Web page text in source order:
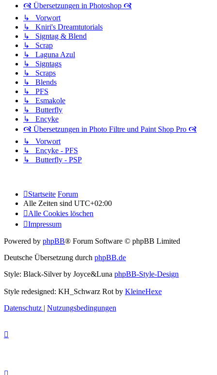
🙧 Übersetzungen in Photoshop 🙧
↳ Vorwort
↳ Kniri's Dreamtutorials
↳ Signtag & Blend
↳ Scrap
↳ Laguna Azul
↳ Signtags
↳ Scraps
↳ Blends
↳ PFS
↳ Esmakole
↳ Butterfly
↳ Encyke
🙧 Übersetzungen in Photo Filtre und Paint Shop Pro 🙧
↳ Vorwort
↳ Encyke - PFS
↳ Butterfly - PSP
Startseite Forum
Alle Zeiten sind UTC+02:00
Alle Cookies löschen
Impressum
Powered by phpBB® Forum Software © phpBB Limited
Deutsche Übersetzung durch phpBB.de
Style: Black-Silver by Joyce&Luna phpBB-Style-Design
Style redesigned: KH_Schwarz Rot by KleineHexe
Datenschutz | Nutzungsbedingungen